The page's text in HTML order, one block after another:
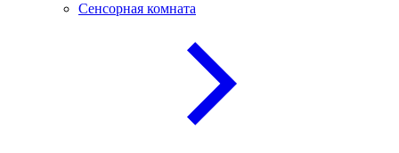
Сенсорная комната